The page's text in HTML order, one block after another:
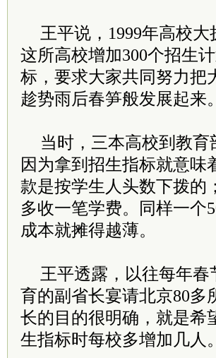
王平说，1999年高校
这所高校增加300个招生
标，要求大家共同努力把
趁势雨后春笋般发展起来。
当时，三本高校到教
因为拿到招生指标就意味
款是按学生人头数下拨的
多收一笔学费。同样一个
成本就摊得越薄。
王平透露，以往每年
育的副省长宴请北京80多
长的目的很明确，就是希
生指标时每校多增加几人